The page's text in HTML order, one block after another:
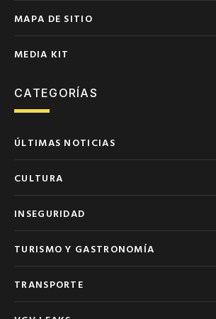
MAPA DE SITIO
MEDIA KIT
CATEGORÍAS
ÚLTIMAS NOTICIAS
CULTURA
INSEGURIDAD
TURISMO Y GASTRONOMÍA
TRANSPORTE